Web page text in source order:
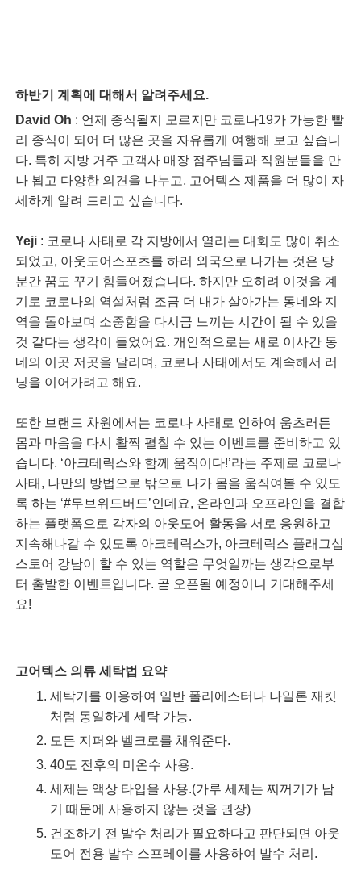
하반기 계획에 대해서 알려주세요.
David Oh : 언제 종식될지 모르지만 코로나19가 가능한 빨
리 종식이 되어 더 많은 곳을 자유롭게 여행해 보고 싶습니
다. 특히 지방 거주 고객사 매장 점주님들과 직원분들을 만
나 뵙고 다양한 의견을 나누고, 고어텍스 제품을 더 많이 자
세하게 알려 드리고 싶습니다.
Yeji: 코로나 사태로 각 지방에서 열리는 대회도 많이 취소
되었고, 아웃도어스포츠를 하러 외국으로 나가는 것은 당
분간 꿈도 꾸기 힘들어졌습니다. 하지만 오히려 이것을 계
기로 코로나의 역설처럼 조금 더 내가 살아가는 동네와 지
역을 돌아보며 소중함을 다시금 느끼는 시간이 될 수 있을
것 같다는 생각이 들었어요. 개인적으로는 새로 이사간 동
네의 이곳 저곳을 달리며, 코로나 사태에서도 계속해서 러
닝을 이어가려고 해요.
또한 브랜드 차원에서는 코로나 사태로 인하여 움츠러든
몸과 마음을 다시 활짝 펼칠 수 있는 이벤트를 준비하고 있
습니다. ‘아크테릭스와 함께 움직이다!’라는 주제로 코로나
사태, 나만의 방법으로 밖으로 나가 몸을 움직여볼 수 있도
록 하는 ‘#무브위드버드’인데요, 온라인과 오프라인을 결합
하는 플랫폼으로 각자의 아웃도어 활동을 서로 응원하고
지속해나갈 수 있도록 아크테릭스가, 아크테릭스 플래그십
스토어 강남이 할 수 있는 역할은 무엇일까는 생각으로부
터 출발한 이벤트입니다. 곧 오픈될 예정이니 기대해주세
요!
고어텍스 의류 세탁법 요약
세탁기를 이용하여 일반 폴리에스터나 나일론 재킷
처럼 동일하게 세탁 가능.
모든 지퍼와 벨크로를 채워준다.
40도 전후의 미온수 사용.
세제는 액상 타입을 사용.(가루 세제는 찌꺼기가 남
기 때문에 사용하지 않는 것을 권장)
건조하기 전 발수 처리가 필요하다고 판단되면 아웃
도어 전용 발수 스프레이를 사용하여 발수 처리.